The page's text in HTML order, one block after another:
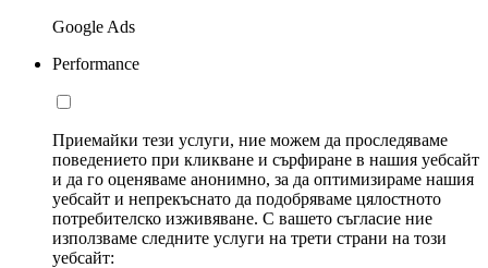
Google Ads
Performance
Приемайки тези услуги, ние можем да проследяваме
поведението при кликване и сърфиране в нашия уебсайт
и да го оценяваме анонимно, за да оптимизираме нашия
уебсайт и непрекъснато да подобряваме цялостното
потребителско изживяване. С вашето съгласие ние
използваме следните услуги на трети страни на този
уебсайт: